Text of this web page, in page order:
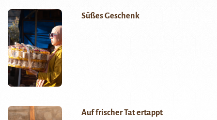
Süßes Geschenk
Auf frischer Tat ertappt